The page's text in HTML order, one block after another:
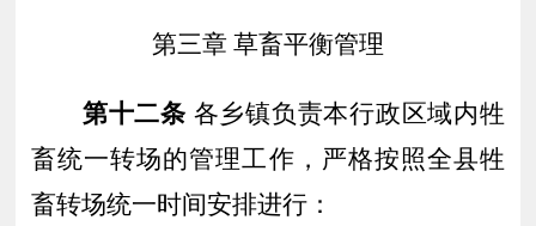
第三章 草畜平衡管理
第十二条 各乡镇负责本行政区域内牲
畜统一转场的管理工作 ， 严格按照全县牲
畜转场统一时间安排进行：